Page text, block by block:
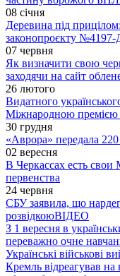
08 січня
Деревина під
законопроєкту №4197-
07 червня
Як визначити свою
заходячи на сайт
26 лютого
Видатного
Міжнародною
30 грудня
«Аврора» передала
02 вересня
В Черкассах есть
первенства
24 червня
СБУ заявила, що
розвідкоюВІДЕО
З 1 вересня в
переважно очне
Українські військові
Кремль відреагував